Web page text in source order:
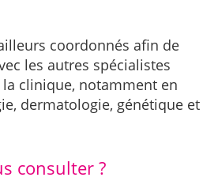
coordonnés afin de
les autres spécialistes
clinique, notamment en
dermatologie, génétique et
consulter ?